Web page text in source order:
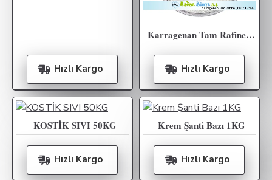
Hızlı Kargo
Karragenan Tam Rafine ( E407 ) 25KG
Hızlı Kargo
KOSTİK SIVI 50KG
Hızlı Kargo
Krem Şanti Bazı 1KG
Hızlı Kargo